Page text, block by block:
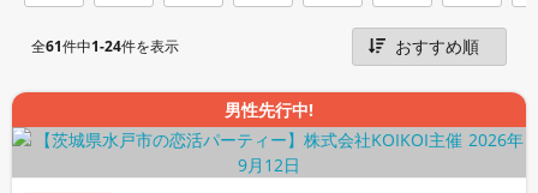
全61件中1-24件を表示
男性先行中!